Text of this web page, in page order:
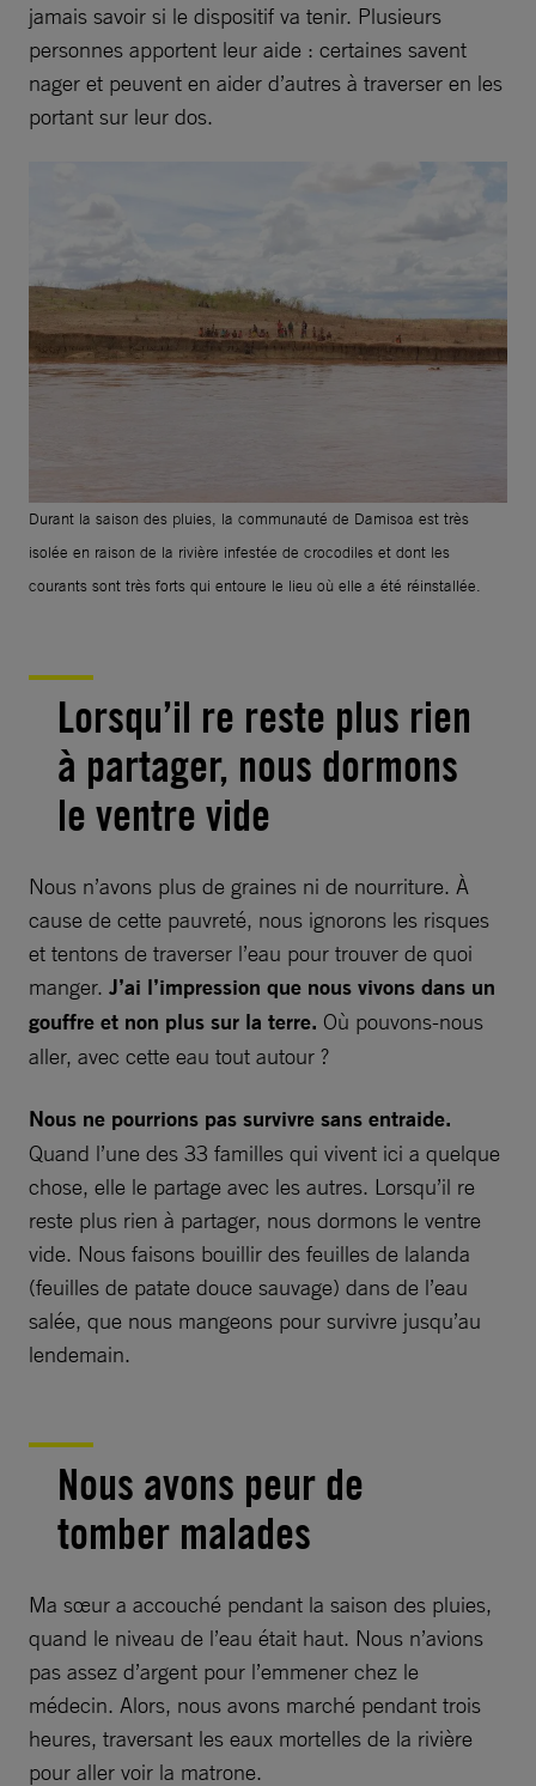
jamais savoir si le dispositif va tenir. Plusieurs
personnes apportent leur aide : certaines savent
nager et peuvent en aider d’autres à traverser en les
portant sur leur dos.
Durant la saison des pluies, la communauté de Damisoa est très
isolée en raison de la rivière infestée de crocodiles et dont les
courants sont très forts qui entoure le lieu où elle a été réinstallée.
Lorsqu’il re reste plus rien
à partager, nous dormons
le ventre vide
Nous n’avons plus de graines ni de nourriture. À
cause de cette pauvreté, nous ignorons les risques
et tentons de traverser l’eau pour trouver de quoi
manger. J’ai l’impression que nous vivons dans un
gouffre et non plus sur la terre. Où pouvons-nous
aller, avec cette eau tout autour ?
Nous ne pourrions pas survivre sans entraide.
Quand l’une des 33 familles qui vivent ici a quelque
chose, elle le partage avec les autres. Lorsqu’il re
reste plus rien à partager, nous dormons le ventre
vide. Nous faisons bouillir des feuilles de lalanda
(feuilles de patate douce sauvage) dans de l’eau
salée, que nous mangeons pour survivre jusqu’au
lendemain.
Nous avons peur de
tomber malades
Ma sœur a accouché pendant la saison des pluies,
quand le niveau de l’eau était haut. Nous n’avions
pas assez d’argent pour l’emmener chez le
médecin. Alors, nous avons marché pendant trois
heures, traversant les eaux mortelles de la rivière
pour aller voir la matrone.